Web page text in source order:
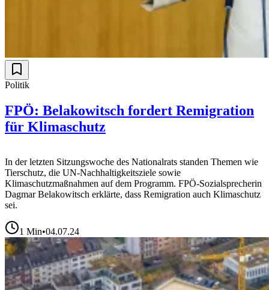
Politik
FPÖ: Belakowitsch fordert Remigration
für Klimaschutz
In der letzten Sitzungswoche des Nationalrats standen Themen wie
Tierschutz, die UN-Nachhaltigkeitsziele sowie
Klimaschutzmaßnahmen auf dem Programm. FPÖ-Sozialsprecherin
Dagmar Belakowitsch erklärte, dass Remigration auch Klimaschutz
sei.
1 Min•04.07.24